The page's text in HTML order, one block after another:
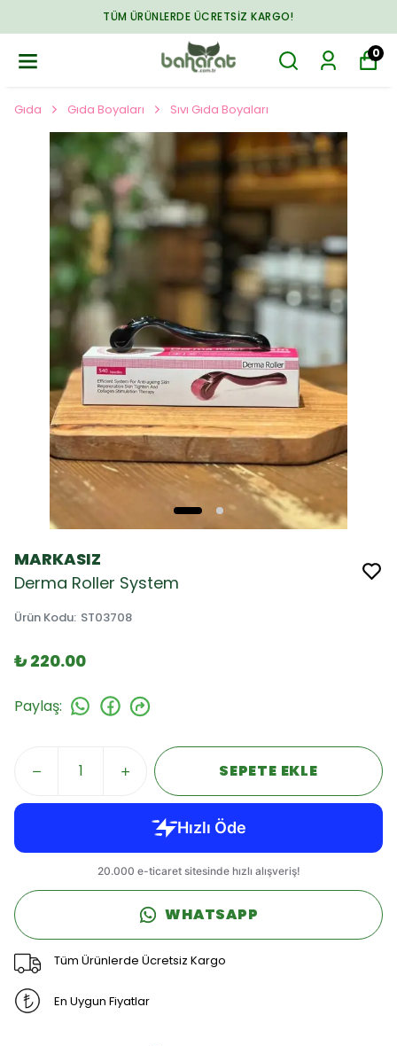
TÜM ÜRÜNLERDE ÜCRETSIZ KARGO!
0
Gıda Gıda Boyaları Sıvı Gıda Boyaları
MARKASIZ
Derma Roller System
Ürün Kodu: ST03708
₺ 220.00
Paylaş:
SEPETE EKLE
WHATSAPP
Tüm Ürünlerde Ücretsiz Kargo
En Uygun Fiyatlar